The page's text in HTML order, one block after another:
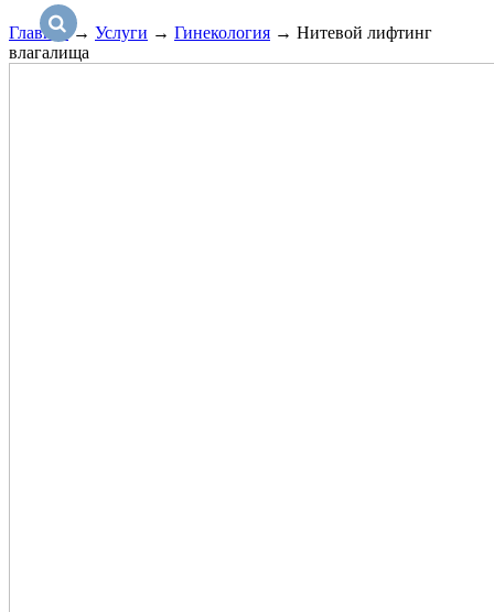
Главная → Услуги → Гинекология → Нитевой лифтинг
влагалища